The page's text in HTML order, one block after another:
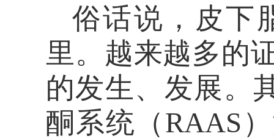
俗话说，皮下
里。越来越多的
的发生、发展。
酮系统（RAAS